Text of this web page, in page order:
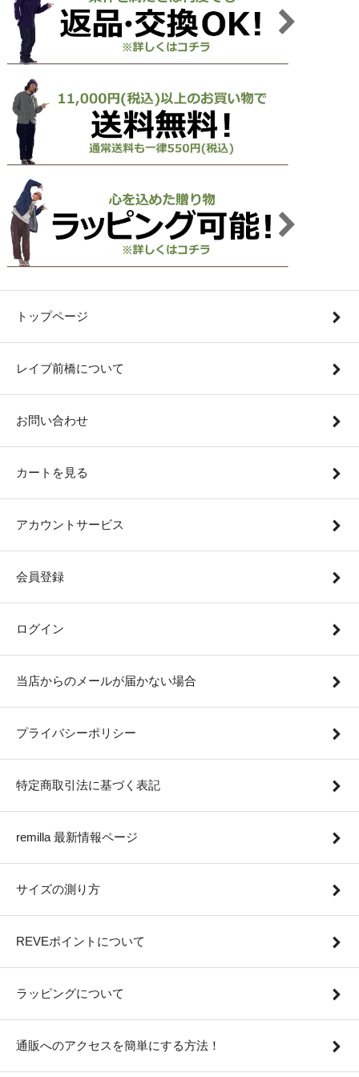
トップページ
レイブ前橋について
お問い合わせ
カートを見る
アカウントサービス
会員登録
ログイン
当店からのメールが届かない場合
プライバシーポリシー
特定商取引法に基づく表記
remilla 最新情報ページ
サイズの測り方
REVEポイントについて
ラッピングについて
通販へのアクセスを簡単にする方法！